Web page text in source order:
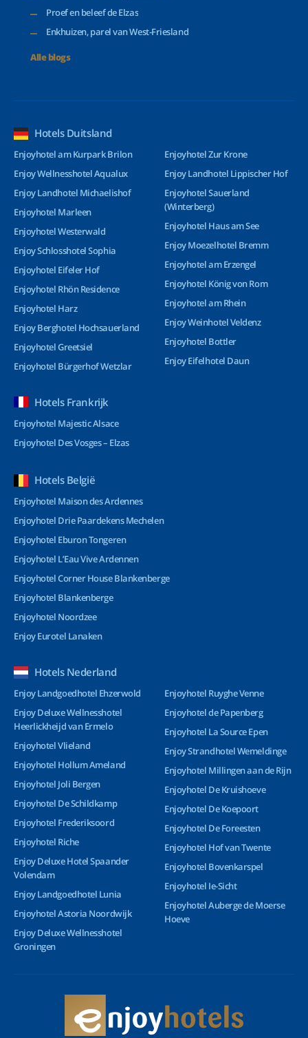
Proef en beleef de Elzas
Enkhuizen, parel van West-Friesland
Alle blogs
Hotels Duitsland
Enjoyhotel am Kurpark Brilon
Enjoy Wellnesshotel Aqualux
Enjoy Landhotel Michaelishof
Enjoyhotel Marleen
Enjoyhotel Westerwald
Enjoy Schlosshotel Sophia
Enjoyhotel Eifeler Hof
Enjoyhotel Rhön Residence
Enjoyhotel Harz
Enjoy Berghotel Hochsauerland
Enjoyhotel Greetsiel
Enjoyhotel Bürgerhof Wetzlar
Enjoyhotel Zur Krone
Enjoy Landhotel Lippischer Hof
Enjoyhotel Sauerland
(Winterberg)
Enjoyhotel Haus am See
Enjoy Moezelhotel Bremm
Enjoyhotel am Erzengel
Enjoyhotel König von Rom
Enjoyhotel am Rhein
Enjoy Weinhotel Veldenz
Enjoyhotel Bottler
Enjoy Eifelhotel Daun
Hotels Frankrijk
Enjoyhotel Majestic Alsace
Enjoyhotel Des Vosges – Elzas
Hotels België
Enjoyhotel Maison des Ardennes
Enjoyhotel Drie Paardekens Mechelen
Enjoyhotel Eburon Tongeren
Enjoyhotel L’Eau Vive Ardennen
Enjoyhotel Corner House Blankenberge
Enjoyhotel Blankenberge
Enjoyhotel Noordzee
Enjoy Eurotel Lanaken
Hotels Nederland
Enjoy Landgoedhotel Ehzerwold
Enjoy Deluxe Wellnesshotel
Heerlickheijd van Ermelo
Enjoyhotel Vlieland
Enjoyhotel Hollum Ameland
Enjoyhotel Joli Bergen
Enjoyhotel De Schildkamp
Enjoyhotel Frederiksoord
Enjoyhotel Riche
Enjoy Deluxe Hotel Spaander
Volendam
Enjoy Landgoedhotel Lunia
Enjoyhotel Astoria Noordwijk
Enjoy Deluxe Wellnesshotel
Groningen
Enjoyhotel Ruyghe Venne
Enjoyhotel de Papenberg
Enjoyhotel La Source Epen
Enjoy Strandhotel Wemeldinge
Enjoyhotel Millingen aan de Rijn
Enjoyhotel De Kruishoeve
Enjoyhotel De Koepoort
Enjoyhotel De Foreesten
Enjoyhotel Hof van Twente
Enjoyhotel Bovenkarspel
Enjoyhotel Ie-Sicht
Enjoyhotel Auberge de Moerse
Hoeve